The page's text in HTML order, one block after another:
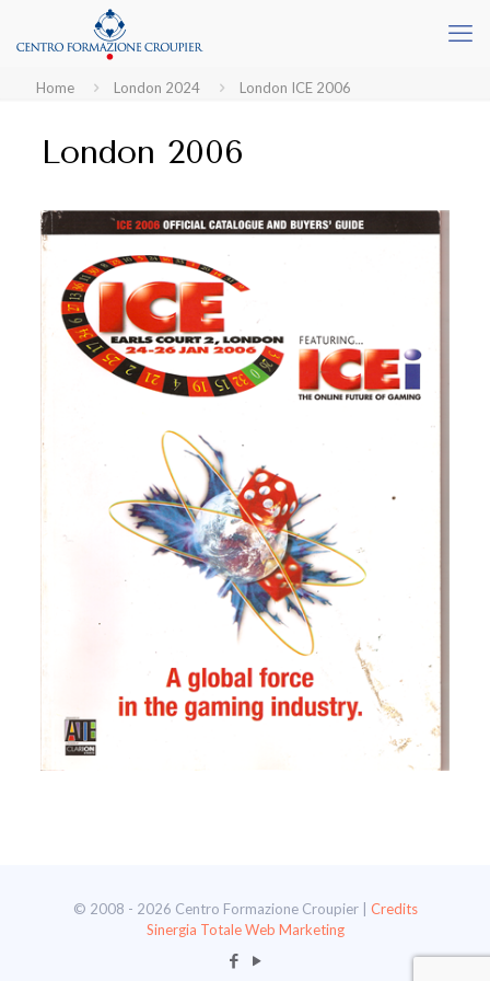
Home London 2024 London ICE 2006
London 2006
© 2008 - 2026 Centro Formazione Croupier | Credits
Sinergia Totale Web Marketing